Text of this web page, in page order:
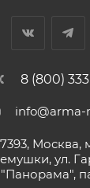
8 (800)
info@arma-
ул.